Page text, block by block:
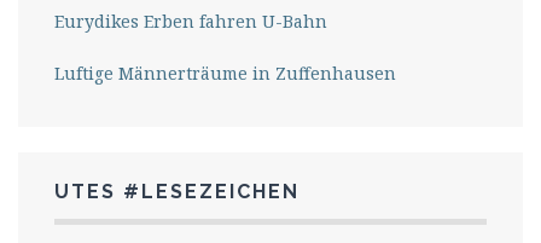
Eurydikes Erben fahren U-Bahn
Luftige Männerträume in Zuffenhausen
UTES #LESEZEICHEN